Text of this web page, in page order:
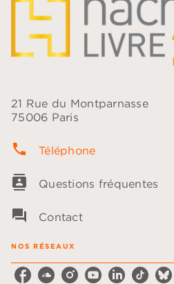
21 Rue du Montparnasse
75006 Paris
phone Téléphone
contacts Questions fréquentes
question_answer Contact
NOS RÉSEAUX